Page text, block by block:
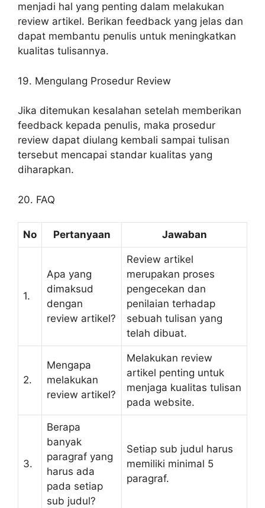
menjadi hal yang penting dalam melakukan
review artikel. Berikan feedback yang jelas dan
dapat membantu penulis untuk meningkatkan
kualitas tulisannya.
19. Mengulang Prosedur Review
Jika ditemukan kesalahan setelah memberikan
feedback kepada penulis, maka prosedur
review dapat diulang kembali sampai tulisan
tersebut mencapai standar kualitas yang
diharapkan.
20. FAQ
No Pertanyaan Jawaban
1.
Apa yang
dimaksud
dengan
review artikel?
Review artikel
merupakan proses
pengecekan dan
penilaian terhadap
sebuah tulisan yang
telah dibuat.
2.
Mengapa
melakukan
review artikel?
Melakukan review
artikel penting untuk
menjaga kualitas tulisan
pada website.
3.
Berapa
banyak
paragraf yang
harus ada
pada setiap
sub judul?
Setiap sub judul harus
memiliki minimal 5
paragraf.